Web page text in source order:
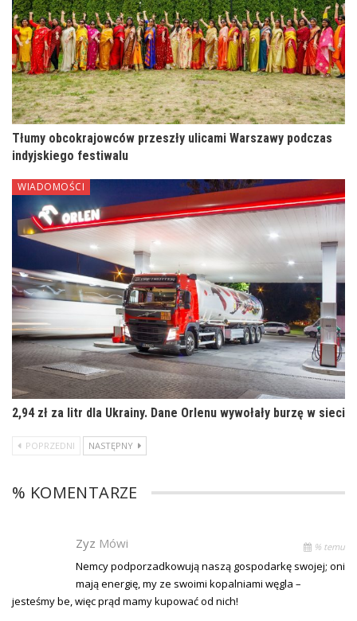
Tłumy obcokrajowców przeszły ulicami Warszawy podczas
indyjskiego festiwalu
WIADOMOŚCI
2,94 zł za litr dla Ukrainy. Dane Orlenu wywołały burzę w sieci
POPRZEDNI NASTĘPNY
% KOMENTARZE
Zyz Mówi % temu
Nemcy podporzadkowują naszą gospodarkę swojej; oni
mają energię, my ze swoimi kopalniami węgla –
jesteśmy be, więc prąd mamy kupować od nich!